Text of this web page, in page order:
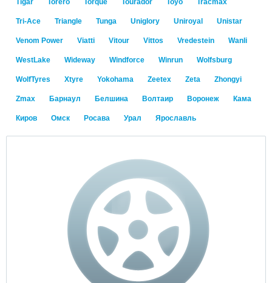
Tigar Torero Torque Tourador Toyo Tracmax
Tri-Ace Triangle Tunga Uniglory Uniroyal Unistar
Venom Power Viatti Vitour Vittos Vredestein Wanli
WestLake Wideway Windforce Winrun Wolfsburg
WolfTyres Xtyre Yokohama Zeetex Zeta Zhongyi
Zmax Барнаул Белшина Волтаир Воронеж Кама
Киров Омск Росава Урал Ярославль